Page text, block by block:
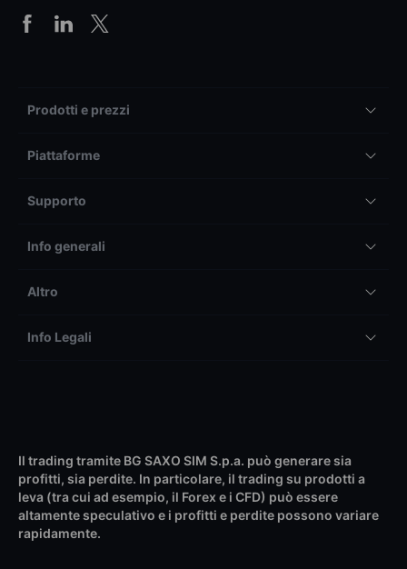
Prodotti e prezzi
Piattaforme
Supporto
Info generali
Altro
Info Legali
Il trading tramite BG SAXO SIM S.p.a. può generare sia
profitti, sia perdite. In particolare, il trading su prodotti a
leva (tra cui ad esempio, il Forex e i CFD) può essere
altamente speculativo e i profitti e perdite possono variare
rapidamente.